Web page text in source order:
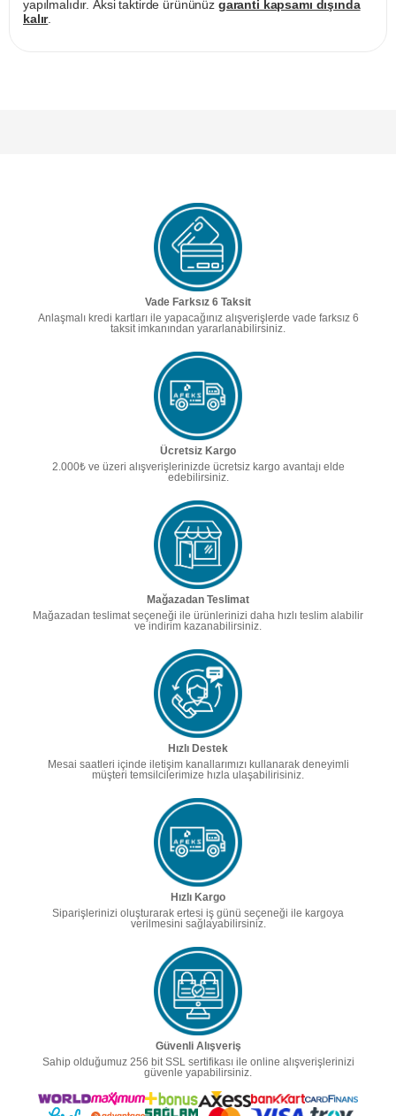
yapılmalıdır. Aksi taktirde ürününüz garanti kapsamı dışında
kalır.
Vade Farksız 6 Taksit
Anlaşmalı kredi kartları ile yapacağınız alışverişlerde vade farksız 6
taksit imkanından yararlanabilirsiniz.
Ücretsiz Kargo
2.000₺ ve üzeri alışverişlerinizde ücretsiz kargo avantajı elde
edebilirsiniz.
Mağazadan Teslimat
Mağazadan teslimat seçeneği ile ürünlerinizi daha hızlı teslim alabilir
ve indirim kazanabilirsiniz.
Hızlı Destek
Mesai saatleri içinde iletişim kanallarımızı kullanarak deneyimli
müşteri temsilcilerimize hızla ulaşabilirisiniz.
Hızlı Kargo
Siparişlerinizi oluşturarak ertesi iş günü seçeneği ile kargoya
verilmesini sağlayabilirsiniz.
Güvenli Alışveriş
Sahip olduğumuz 256 bit SSL sertifikası ile online alışverişlerinizi
güvenle yapabilirsiniz.